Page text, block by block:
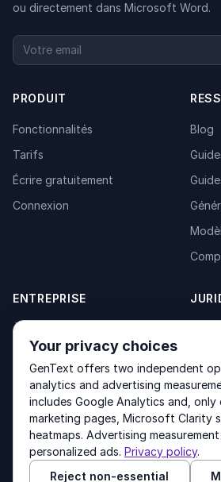
ou directement dans Microsoft Word.
PRODUIT
Fonctionnalités
Tarifs
Écrire gratuitement
Connexion
Blog
ENTREPRISE
À propos
Contact
Produits
Other products by GenText Group:LexDraft·
Your privacy choices
GenText offers two independent
analytics and advertising
includes Google Analytics and,
marketing pages, Microsoft Clarity
heatmaps. Advertising
personalized ads. Privacy policy.
Reject non-essential